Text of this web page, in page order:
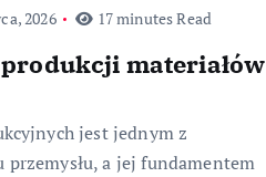
2026 17 minutes Read
materiałów
jest jednym z
a jej fundamentem